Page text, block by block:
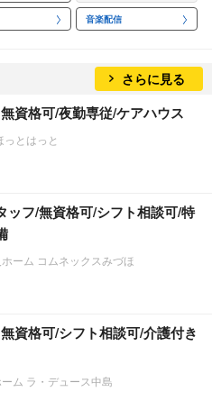
音楽配信
さらに見る
資格可/夜勤専従/ケアハウス
とはっと
ッフ/無資格可/シフト相談可/特
ーム コムネックスみづほ
資格可/シフト相談可/介護付き
ム ラ・デュース中島